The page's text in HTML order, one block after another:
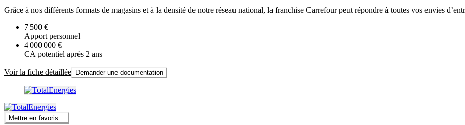
Grâce à nos différents formats de magasins et à la densité de notre réseau national, la franchise Carrefour peut répondre à toutes vos envies
7 500 €
Apport personnel
4 000 000 €
CA potentiel après 2 ans
Voir la fiche détaillée Demander une documentation
Mettre en favoris